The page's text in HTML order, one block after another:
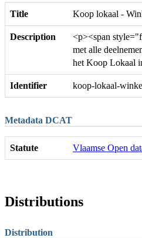
Title Koop lokaal -
Description
<p><span
met alle
het Koop Lokaal
Identifier koop-lokaal-
Metadata DCAT
Statute Vlaamse Open
Distributions
Distribution